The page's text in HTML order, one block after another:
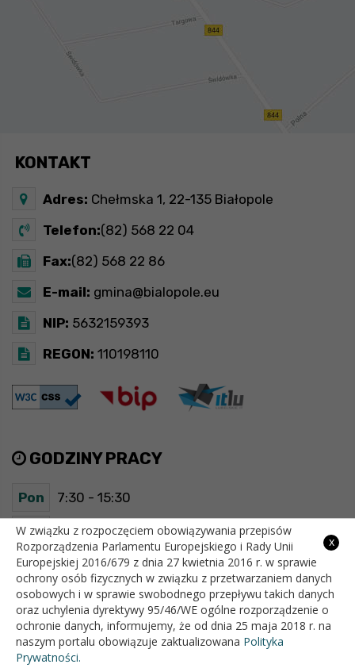
KONTAKT
Adres: Chełmska 1, 22-135 Białopole
Telefon:(82) 568 22 04
Fax:(82) 568 22 86
E-mail: gmina@bialopole.eu
NIP: 5632159393
REGON: 110198110
GODZINY PRACY
Pon 7:30 - 15:30
Wt 7:30 - 15:30
Śr 7:30 - 15:30
Czw 7:30 - 15:30
Pt 7:30 - 15:30
x
W związku z rozpoczęciem obowiązywania przepisów
Rozporządzenia Parlamentu Europejskiego i Rady Unii
Europejskiej 2016/679 z dnia 27 kwietnia 2016 r. w sprawie
ochrony osób fizycznych w związku z przetwarzaniem danych
osobowych i w sprawie swobodnego przepływu takich danych
oraz uchylenia dyrektywy 95/46/WE ogólne rozporządzenie o
ochronie danych, informujemy, że od dnia 25 maja 2018 r. na
naszym portalu obowiązuje zaktualizowana Polityka
Prywatności.